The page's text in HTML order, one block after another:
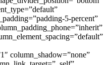
5-percent”
column_shadow=”none”